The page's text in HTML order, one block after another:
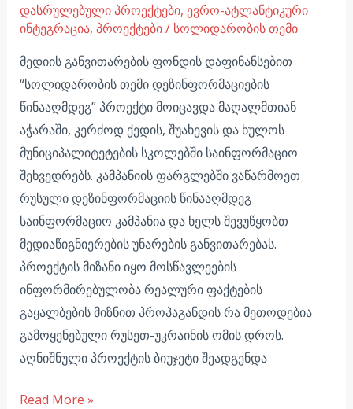
დასრულებული პროექტები, ევრო-ატლანტიკური
ინტეგრაცია, პროექტები/ სოლიდარობის თემი
მედიის განვითარების ფონდის დაფინანსებით
“სოლიდარობის თემი დეზინფორმაციების
წინააღმდეგ” პროექტი მოიცავდა მაღალმთიან
აჭარაში, კერძოდ ქედის, შუახევის და ხულოს
მუნიციპალიტეტების სკოლებში საინფორმაციო
შეხვედრებს. კამპანიის ფარგლებში ვაწარმოეთ
რუსული დეზინფორმაციის წინააღმდეგ
საინფორმაციო კამპანია და ხელს შევუწყობთ
მედიაწიგნიერების უნარების განვითარებას.
პროექტის მიზანი იყო მოსწავლეების
ინფორმირებულობა რეალური ფაქტების
გაყალბების მიზნით პროპაგანდის რა მეთოდებია
გამოყენებული რუსეთ-უკრაინის ომის დროს.
აღნიშნული პროექტის ბიუჯეტი შეადგენდა
Read More »